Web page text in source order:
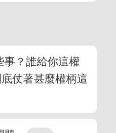
事？誰給你這權
仗著甚麼權柄這